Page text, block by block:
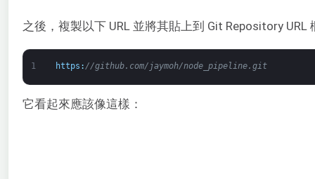
之後，複製以下 URL 並將其貼上到 Git Repository URL
1 https : //github.com/jaymoh/node_pipeline.git
它看起來應該像這樣：